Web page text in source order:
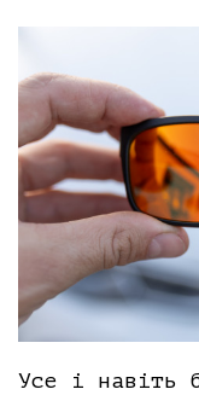
Усе і навіть